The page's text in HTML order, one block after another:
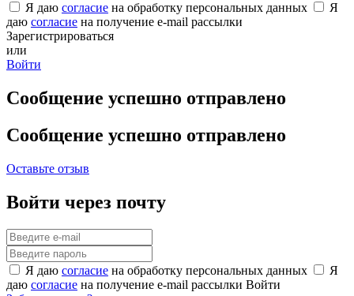
Я даю согласие на обработку персональных данных
Я
даю согласие на получение e-mail рассылки
Зарегистрироваться
или
Войти
Сообщение успешно отправлено
Сообщение успешно отправлено
Оставьте отзыв
Войти через почту
Я даю согласие на обработку персональных данных
Я
даю согласие на получение e-mail рассылки Войти